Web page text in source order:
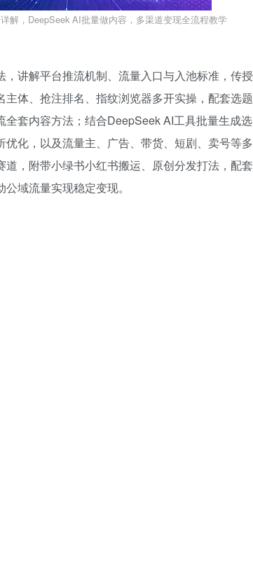
解，DeepSeek AI批量做内容，多渠道变现全流程教学
讲解平台推流机制、流量入口与入池标准，传授
体、抢注排名、指纹浏览器多开实操，配套选题
套内容方法；结合DeepSeek AI工具批量生成选
化，以及流量主、广告、带货、短剧、卖号等多
，附带小绿书小红书搬运、原创分发打法，配套
域流量实现稳定变现。